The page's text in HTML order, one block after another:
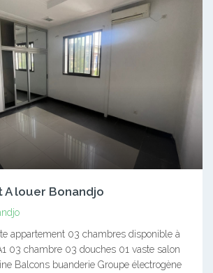
louer Bonandjo
appartement 03 chambres disponible à
03 chambre 03 douches 01 vaste salon
Balcons buanderie Groupe électrogène